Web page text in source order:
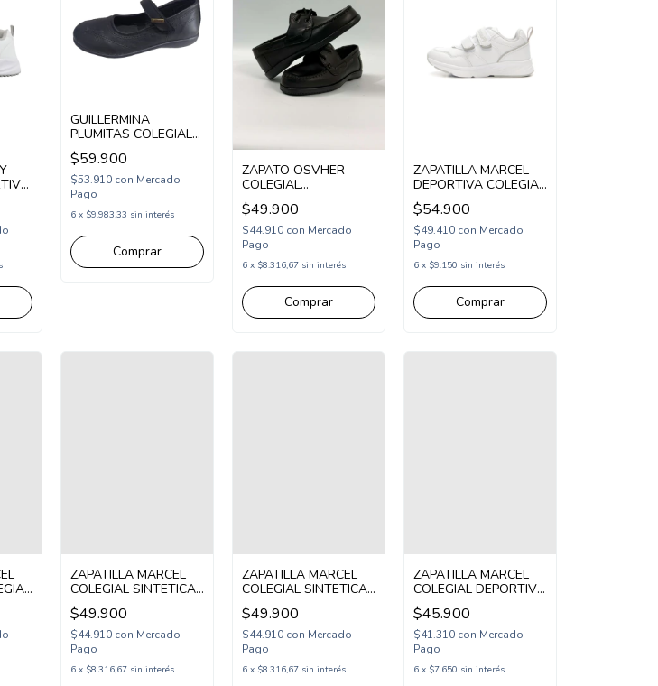
40
GUILLERMINA
PLUMITAS COLEGIAL
CON ABROJO 27-36
NEGRO (P3777/1N)
$59.900
$53.910 con Mercado
Pago
6 x $9.983,33 sin interés
Comprar
ZAPATO OSVHER
COLEGIAL
ACORDONADO
CUERO 35-40 NEGRO
(OS1012/1N)
$49.900
$44.910 con Mercado
Pago
6 x $8.316,67 sin interés
Comprar
ZAPATILLA MARCEL
DEPORTIVA COLEGIAL
SINTETICA DOBLE
ABROJO 24-26
BLANCO GRIS
(MYORKBGR)
$54.900
$49.410 con Mercado
Pago
6 x $9.150 sin interés
Comprar
ZAPATILLA MARCEL
COLEGIAL SINTETICA
CORDON ABROJO 33-
38 NEGRO
(MVERM/1N)
$49.900
$44.910 con Mercado
Pago
6 x $8.316,67 sin interés
ZAPATILLA MARCEL
COLEGIAL SINTETICA
CORDON ABROJO 33-
38 BLANCO
(MVERM/1BL)
$49.900
$44.910 con Mercado
Pago
6 x $8.316,67 sin interés
ZAPATILLA MARCEL
COLEGIAL DEPORTIVA
ACORDONADA 33-38
NEGRO (MMUN/1N)
$45.900
$41.310 con Mercado
Pago
6 x $7.650 sin interés